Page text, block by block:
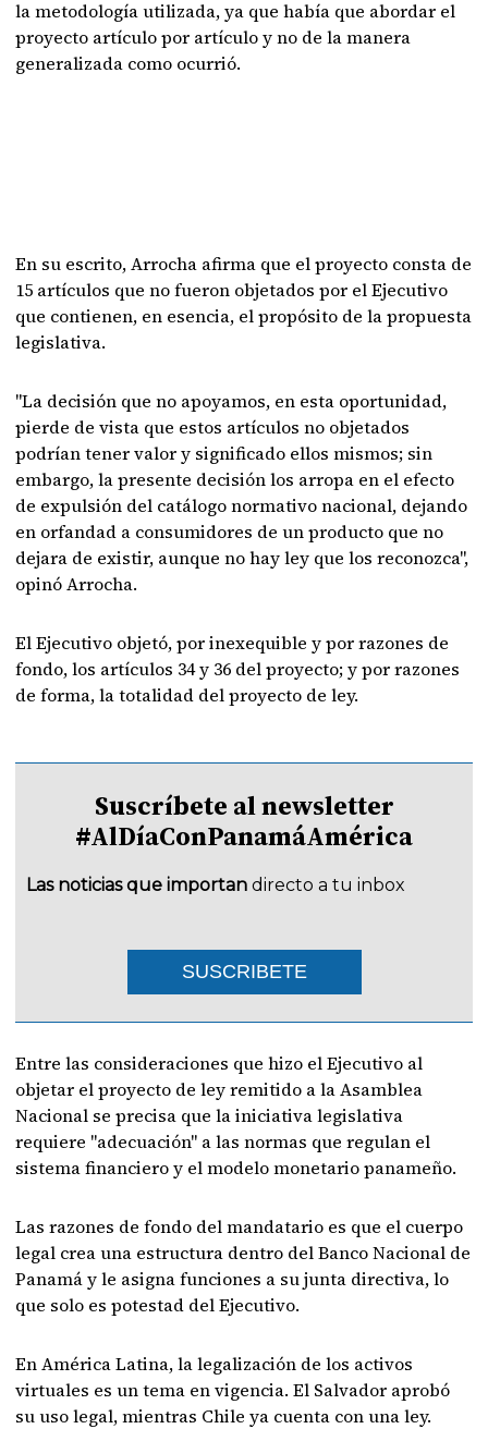
la metodología utilizada, ya que había que abordar el
proyecto artículo por artículo y no de la manera
generalizada como ocurrió.
En su escrito, Arrocha afirma que el proyecto consta de
15 artículos que no fueron objetados por el Ejecutivo
que contienen, en esencia, el propósito de la propuesta
legislativa.
"La decisión que no apoyamos, en esta oportunidad,
pierde de vista que estos artículos no objetados
podrían tener valor y significado ellos mismos; sin
embargo, la presente decisión los arropa en el efecto
de expulsión del catálogo normativo nacional, dejando
en orfandad a consumidores de un producto que no
dejara de existir, aunque no hay ley que los reconozca",
opinó Arrocha.
El Ejecutivo objetó, por inexequible y por razones de
fondo, los artículos 34 y 36 del proyecto; y por razones
de forma, la totalidad del proyecto de ley.
Suscríbete al newsletter
#AlDíaConPanamáAmérica
Las noticias que importan directo a tu inbox
SUSCRIBETE
Entre las consideraciones que hizo el Ejecutivo al
objetar el proyecto de ley remitido a la Asamblea
Nacional se precisa que la iniciativa legislativa
requiere "adecuación" a las normas que regulan el
sistema financiero y el modelo monetario panameño.
Las razones de fondo del mandatario es que el cuerpo
legal crea una estructura dentro del Banco Nacional de
Panamá y le asigna funciones a su junta directiva, lo
que solo es potestad del Ejecutivo.
En América Latina, la legalización de los activos
virtuales es un tema en vigencia. El Salvador aprobó
su uso legal, mientras Chile ya cuenta con una ley.